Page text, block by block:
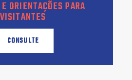
ORIENTAÇÕES PARA
VISITANTES
CONSULTE